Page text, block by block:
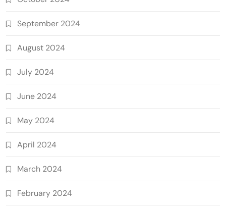
September 2024
August 2024
July 2024
June 2024
May 2024
April 2024
March 2024
February 2024